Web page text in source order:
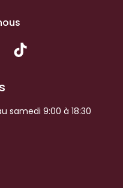
samedi 9:00 à 18:30